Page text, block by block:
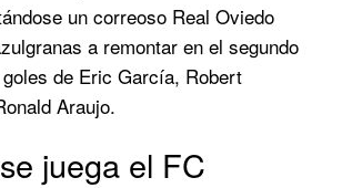
un correoso Real Oviedo
a remontar en el segundo
de Eric García, Robert
Araujo.
juega el FC